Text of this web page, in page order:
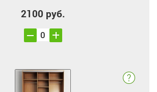
2100 руб.